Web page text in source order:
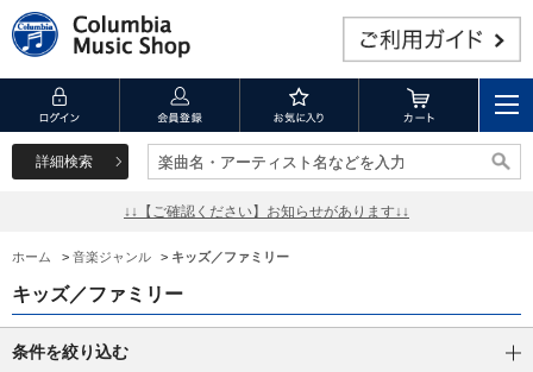
詳細検索 楽曲名・アーティスト名などを入力
楽曲名・アーティスト名などを入力
↓↓【ご確認ください】お知らせがあります↓↓
ホーム > 音楽ジャンル > キッズ／ファミリー
キッズ／ファミリー
条件を絞り込む